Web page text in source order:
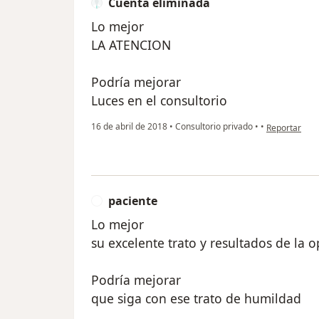
Cuenta eliminada
Lo mejor
LA ATENCION
Podría mejorar
Luces en el consultorio
16 de abril de 2018 • Consultorio privado • • en opinión
Reportar
paciente
Lo mejor
su excelente trato y resultados de la
Podría mejorar
que siga con ese trato de humildad